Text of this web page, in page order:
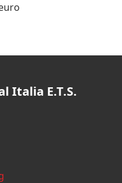
Italia E.T.S.